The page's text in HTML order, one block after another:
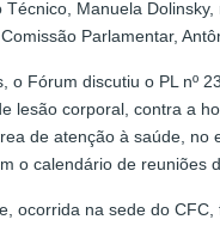
Técnico, Manuela
Parlamentar,
o Fórum discutiu o PL nº
lesão corporal, contra a
de atenção à saúde,
o calendário de reuniões
ocorrida na sede do